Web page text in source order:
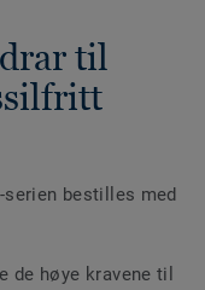
til
bestilles med
høye kravene til